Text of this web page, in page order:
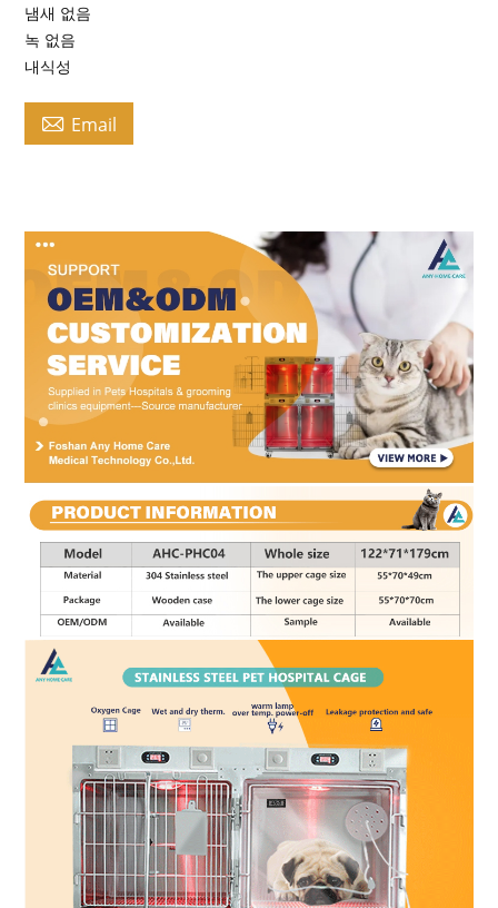
냄새 없음
녹 없음
내식성
 Email